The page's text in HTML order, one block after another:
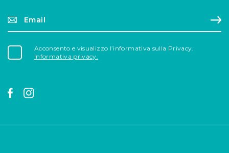
Acconsento e visualizzo l’informativa sulla Privacy.
Informativa privacy.